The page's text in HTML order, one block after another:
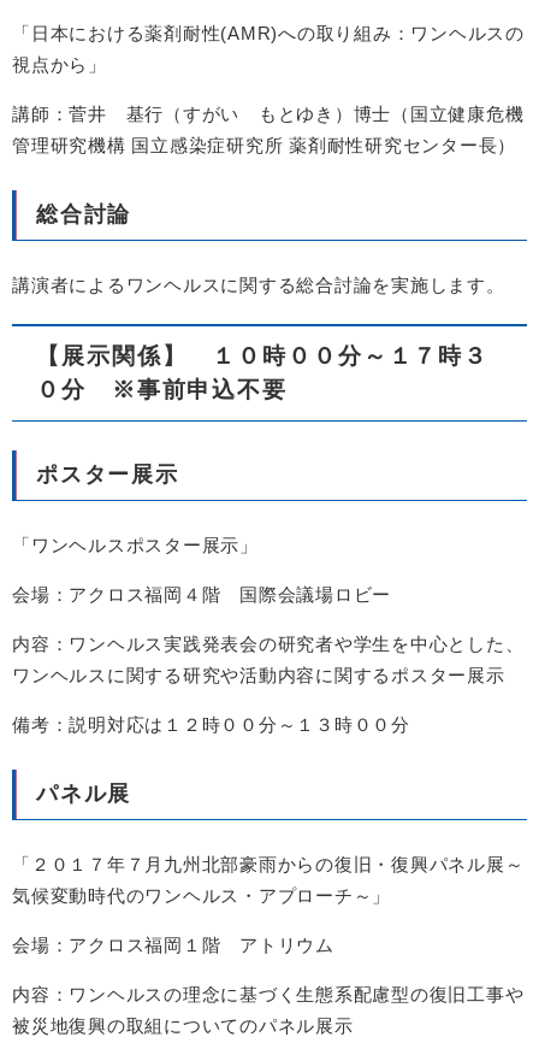
「日本における薬剤耐性(AMR)への取り組み：ワンヘルスの
視点から」
講師：菅井 基行（すがい もとゆき）博士（国立健康危機
管理研究機構 国立感染症研究所 薬剤耐性研究センター長）
総合討論
講演者によるワンヘルスに関する総合討論を実施します。
【展示関係】 １０時００分～１７時３
０分 ※事前申込不要
ポスター展示
「ワンヘルスポスター展示」
会場：アクロス福岡４階 国際会議場ロビー
内容：ワンヘルス実践発表会の研究者や学生を中心とした、
ワンヘルスに関する研究や活動内容に関するポスター展示
備考：説明対応は１２時００分～１３時００分​
パネル展
「２０１７年７月九州北部豪雨からの復旧・復興パネル展～
気候変動時代のワンヘルス・アプローチ～」
会場：アクロス福岡１階 アトリウム
内容：ワンヘルスの理念に基づく生態系配慮型の復旧工事や
被災地復興の取組についてのパネル展示